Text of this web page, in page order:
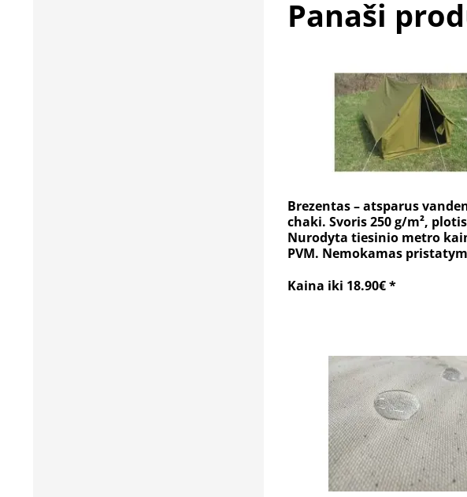
Panaši
Brezentas – atsparus
chaki. Svoris 250 g/m²,
Nurodyta tiesinio metro
PVM. Nemokamas
Kaina iki 18.90€ *